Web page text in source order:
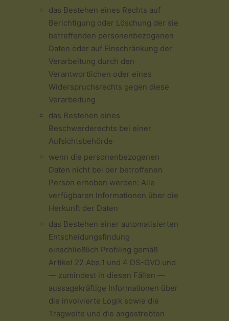
das Bestehen eines Rechts auf
Berichtigung oder Löschung der sie
betreffenden personenbezogenen
Daten oder auf Einschränkung der
Verarbeitung durch den
Verantwortlichen oder eines
Widerspruchsrechts gegen diese
Verarbeitung
das Bestehen eines
Beschwerderechts bei einer
Aufsichtsbehörde
wenn die personenbezogenen
Daten nicht bei der betroffenen
Person erhoben werden: Alle
verfügbaren Informationen über die
Herkunft der Daten
das Bestehen einer automatisierten
Entscheidungsfindung
einschließlich Profiling gemäß
Artikel 22 Abs.1 und 4 DS-GVO und
— zumindest in diesen Fällen —
aussagekräftige Informationen über
die involvierte Logik sowie die
Tragweite und die angestrebten